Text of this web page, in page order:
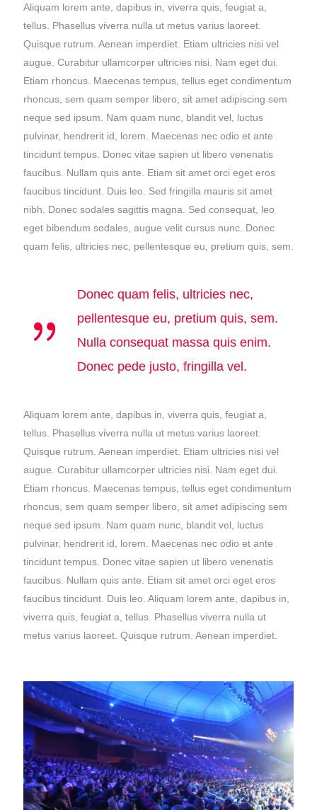
Aliquam lorem ante, dapibus in, viverra quis, feugiat a,
tellus. Phasellus viverra nulla ut metus varius laoreet.
Quisque rutrum. Aenean imperdiet. Etiam ultricies nisi vel
augue. Curabitur ullamcorper ultricies nisi. Nam eget dui.
Etiam rhoncus. Maecenas tempus, tellus eget condimentum
rhoncus, sem quam semper libero, sit amet adipiscing sem
neque sed ipsum. Nam quam nunc, blandit vel, luctus
pulvinar, hendrerit id, lorem. Maecenas nec odio et ante
tincidunt tempus. Donec vitae sapien ut libero venenatis
faucibus. Nullam quis ante. Etiam sit amet orci eget eros
faucibus tincidunt. Duis leo. Sed fringilla mauris sit amet
nibh. Donec sodales sagittis magna. Sed consequat, leo
eget bibendum sodales, augue velit cursus nunc. Donec
quam felis, ultricies nec, pellentesque eu, pretium quis, sem.
Donec quam felis, ultricies nec,
pellentesque eu, pretium quis, sem.
Nulla consequat massa quis enim.
Donec pede justo, fringilla vel.
Aliquam lorem ante, dapibus in, viverra quis, feugiat a,
tellus. Phasellus viverra nulla ut metus varius laoreet.
Quisque rutrum. Aenean imperdiet. Etiam ultricies nisi vel
augue. Curabitur ullamcorper ultricies nisi. Nam eget dui.
Etiam rhoncus. Maecenas tempus, tellus eget condimentum
rhoncus, sem quam semper libero, sit amet adipiscing sem
neque sed ipsum. Nam quam nunc, blandit vel, luctus
pulvinar, hendrerit id, lorem. Maecenas nec odio et ante
tincidunt tempus. Donec vitae sapien ut libero venenatis
faucibus. Nullam quis ante. Etiam sit amet orci eget eros
faucibus tincidunt. Duis leo. Aliquam lorem ante, dapibus in,
viverra quis, feugiat a, tellus. Phasellus viverra nulla ut
metus varius laoreet. Quisque rutrum. Aenean imperdiet.